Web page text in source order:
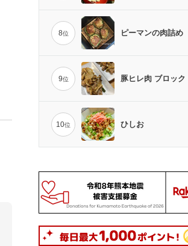
8位 ピーマンの肉詰め
9位 豚ヒレ肉 ブロック
10位 ひしお